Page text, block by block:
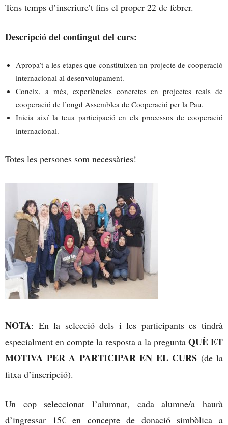
Tens temps d’inscriure’t fins el proper 22 de febrer.
Descripció del contingut del curs:
Apropa’t a les etapes que constituixen un projecte de cooperació
internacional al desenvolupament.
Coneix, a més, experiències concretes en projectes reals de
cooperació de l’ongd Assemblea de Cooperació per la Pau.
Inicia així la teua participació en els processos de cooperació
internacional.
Totes les persones som necessàries!
NOTA: En la selecció dels i les participants es tindrà
especialment en compte la resposta a la pregunta QUÈ ET
MOTIVA PER A PARTICIPAR EN EL CURS (de la
fitxa d’inscripció).
Un cop seleccionat l’alumnat, cada alumne/a haurà
d’ingressar 15€ en concepte de donació simbòlica a